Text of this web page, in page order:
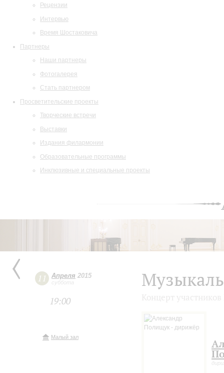
Рецензии
Интервью
Время Шостаковича
Партнеры
Наши партнеры
Фотогалерея
Стать партнером
Просветительские проекты
Творческие встречи
Выставки
Издания филармонии
Образовательные программы
Инклюзивные и специальные проекты
11 Апреля 2015
суббота
19:00
Малый зал